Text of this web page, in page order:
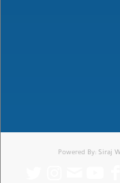
Siraj